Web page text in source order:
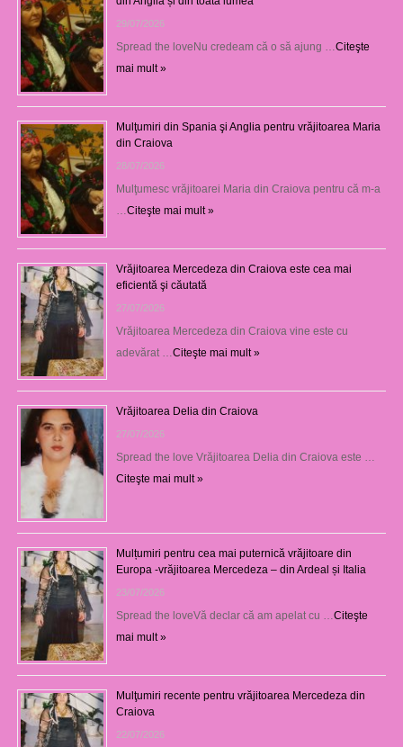
29/07/2026
Spread the loveNu credeam că o să ajung … Citeşte
mai mult »
Mulţumiri din Spania şi Anglia pentru vrăjitoarea Maria
din Craiova
28/07/2026
Mulţumesc vrăjitoarei Maria din Craiova pentru că m-a
Citeşte mai mult »
Vrăjitoarea Mercedeza din Craiova este cea mai
eficientă şi căutată
27/07/2026
Vrăjitoarea Mercedeza din Craiova vine este cu
adevărat … Citeşte mai mult »
Vrăjitoarea Delia din Craiova
27/07/2026
Spread the love Vrăjitoarea Delia din Craiova este …
Citeşte mai mult »
Mulțumiri pentru cea mai puternică vrăjitoare din
Europa -vrăjitoarea Mercedeza – din Ardeal și Italia
23/07/2026
Spread the loveVă declar că am apelat cu … Citeşte
mai mult »
Mulţumiri recente pentru vrăjitoarea Mercedeza din
Craiova
22/07/2026